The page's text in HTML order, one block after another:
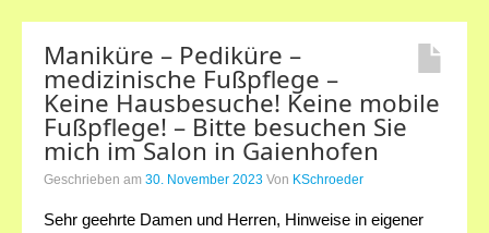
Naildesign
Maniküre
Über mich
Anfahrt
Preise
Maniküre – Pediküre –
medizinische Fußpflege –
Keine Hausbesuche! Keine mobile
Fußpflege! – Bitte besuchen Sie
mich im Salon in Gaienhofen
Geschrieben am 30. November 2023 Von KSchroeder
Sehr geehrte Damen und Herren, Hinweise in eigener